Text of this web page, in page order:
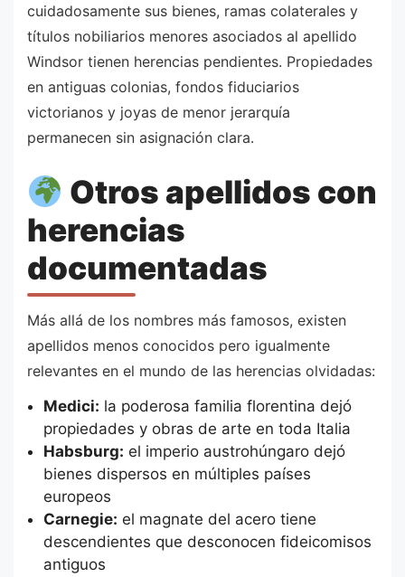
cuidadosamente sus bienes, ramas colaterales y
títulos nobiliarios menores asociados al apellido
Windsor tienen herencias pendientes. Propiedades
en antiguas colonias, fondos fiduciarios
victorianos y joyas de menor jerarquía
permanecen sin asignación clara.
Otros apellidos con
herencias
documentadas
Más allá de los nombres más famosos, existen
apellidos menos conocidos pero igualmente
relevantes en el mundo de las herencias olvidadas:
Medici: la poderosa familia florentina dejó
propiedades y obras de arte en toda Italia
Habsburg: el imperio austrohúngaro dejó
bienes dispersos en múltiples países
europeos
Carnegie: el magnate del acero tiene
descendientes que desconocen fideicomisos
antiguos